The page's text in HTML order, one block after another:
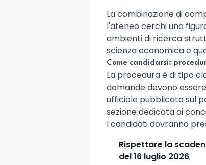
La combinazione di
l'ateneo cerchi una
ambienti di ricerca
scienza economica e
Come candidarsi:
La procedura è di tipo
domande devono
ufficiale pubblicato sul
sezione dedicata ai
I candidati dovranno
Rispettare la
del 16 luglio 2026;